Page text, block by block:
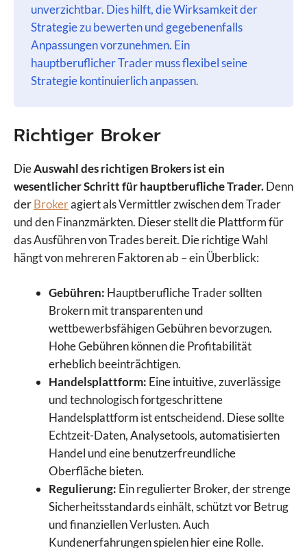
unverzichtbar. Dies hilft, die Wirksamkeit der
Strategie zu bewerten und gegebenenfalls
Anpassungen vorzunehmen. Ein
hauptberuflicher Trader muss flexibel seine
Strategie kontinuierlich anpassen.
Richtiger Broker
DieAuswahl des richtigen Brokers ist ein
wesentlicher Schritt für hauptberufliche Trader.Denn
derBrokeragiert als Vermittler zwischen dem Trader
und den Finanzmärkten. Dieser stellt die Plattform für
das Ausführen von Trades bereit. Die richtige Wahl
hängt von mehreren Faktoren ab – ein Überblick:
Gebühren: Hauptberufliche Trader sollten
Brokern mit transparenten und
wettbewerbsfähigen Gebühren bevorzugen.
Hohe Gebühren können die Profitabilität
erheblich beeinträchtigen.
Handelsplattform: Eine intuitive, zuverlässige
und technologisch fortgeschrittene
Handelsplattform ist entscheidend. Diese sollte
Echtzeit-Daten, Analysetools, automatisierten
Handel und eine benutzerfreundliche
Oberfläche bieten.
Regulierung: Ein regulierter Broker, der strenge
Sicherheitsstandards einhält, schützt vor Betrug
und finanziellen Verlusten. Auch
Kundenerfahrungen spielen hier eine Rolle.